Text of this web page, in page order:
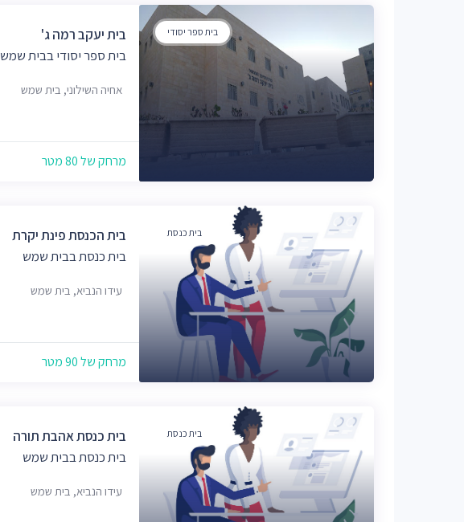
בית ספר יסודי
בית יעקב רמה ג'
בית ספר יסודי בבית שמש
אחיה השילוני, בית שמש
מרחק של 80 מטר
בית כנסת
בית הכנסת פינת יקרת
בית כנסת בבית שמש
עידו הנביא, בית שמש
מרחק של 90 מטר
בית כנסת
בית כנסת אהבת תורה
בית כנסת בבית שמש
עידו הנביא, בית שמש